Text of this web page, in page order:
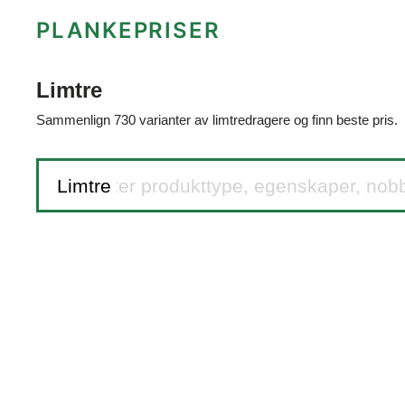
PLANKEPRISER
Limtre
Sammenlign 730 varianter av limtredragere og finn beste pris.
Søk etter produkttype, egenskaper,
Limtre